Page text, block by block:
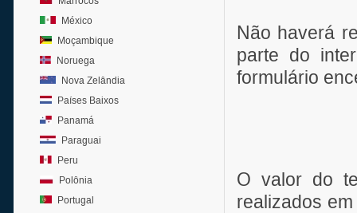
México
Moçambique
Noruega
Nova Zelândia
Países Baixos
Panamá
Paraguai
Peru
Polônia
Portugal
Não haverá
parte do
formulário
O valor do
realizados